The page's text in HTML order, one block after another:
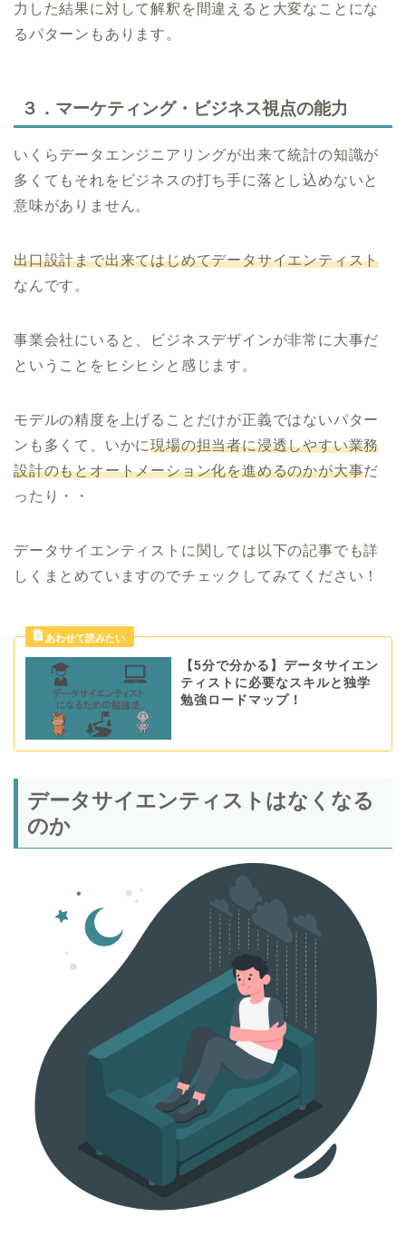
力した結果に対して解釈を間違えると大変なことにな
るパターンもあります。
３．マーケティング・ビジネス視点の能力
いくらデータエンジニアリングが出来て統計の知識が
多くてもそれをビジネスの打ち手に落とし込めないと
意味がありません。
出口設計まで出来てはじめてデータサイエンティスト
なんです。
事業会社にいると、ビジネスデザインが非常に大事だ
ということをヒシヒシと感じます。
モデルの精度を上げることだけが正義ではないパター
ンも多くて、いかに現場の担当者に浸透しやすい業務
設計のもとオートメーション化を進めるのかが大事だ
ったり・・
データサイエンティストに関しては以下の記事でも詳
しくまとめていますのでチェックしてみてください！
【5分で分かる】データサイエン
ティストに必要なスキルと独学
勉強ロードマップ！
データサイエンティストはなくなる
のか